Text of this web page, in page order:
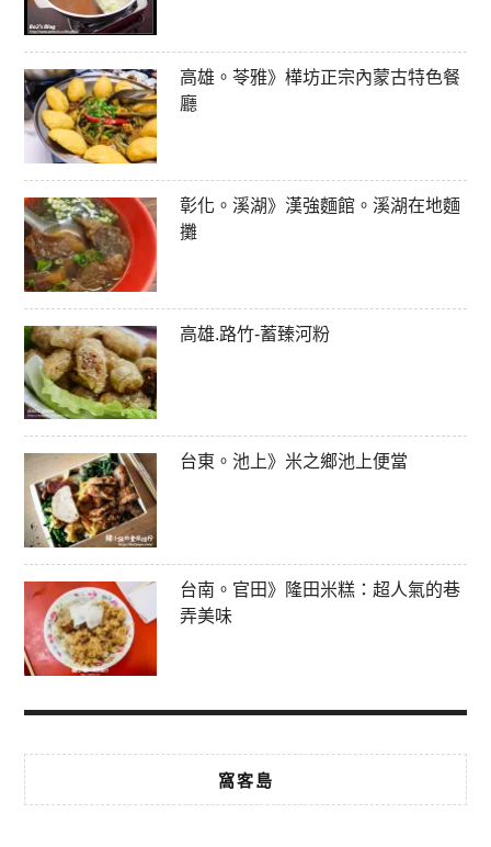
高雄。苓雅》樺坊正宗內蒙古特色餐
廳
彰化。溪湖》漢強麵館。溪湖在地麵
攤
高雄.路竹-蓄臻河粉
台東。池上》米之鄉池上便當
台南。官田》隆田米糕：超人氣的巷
弄美味
窩客島